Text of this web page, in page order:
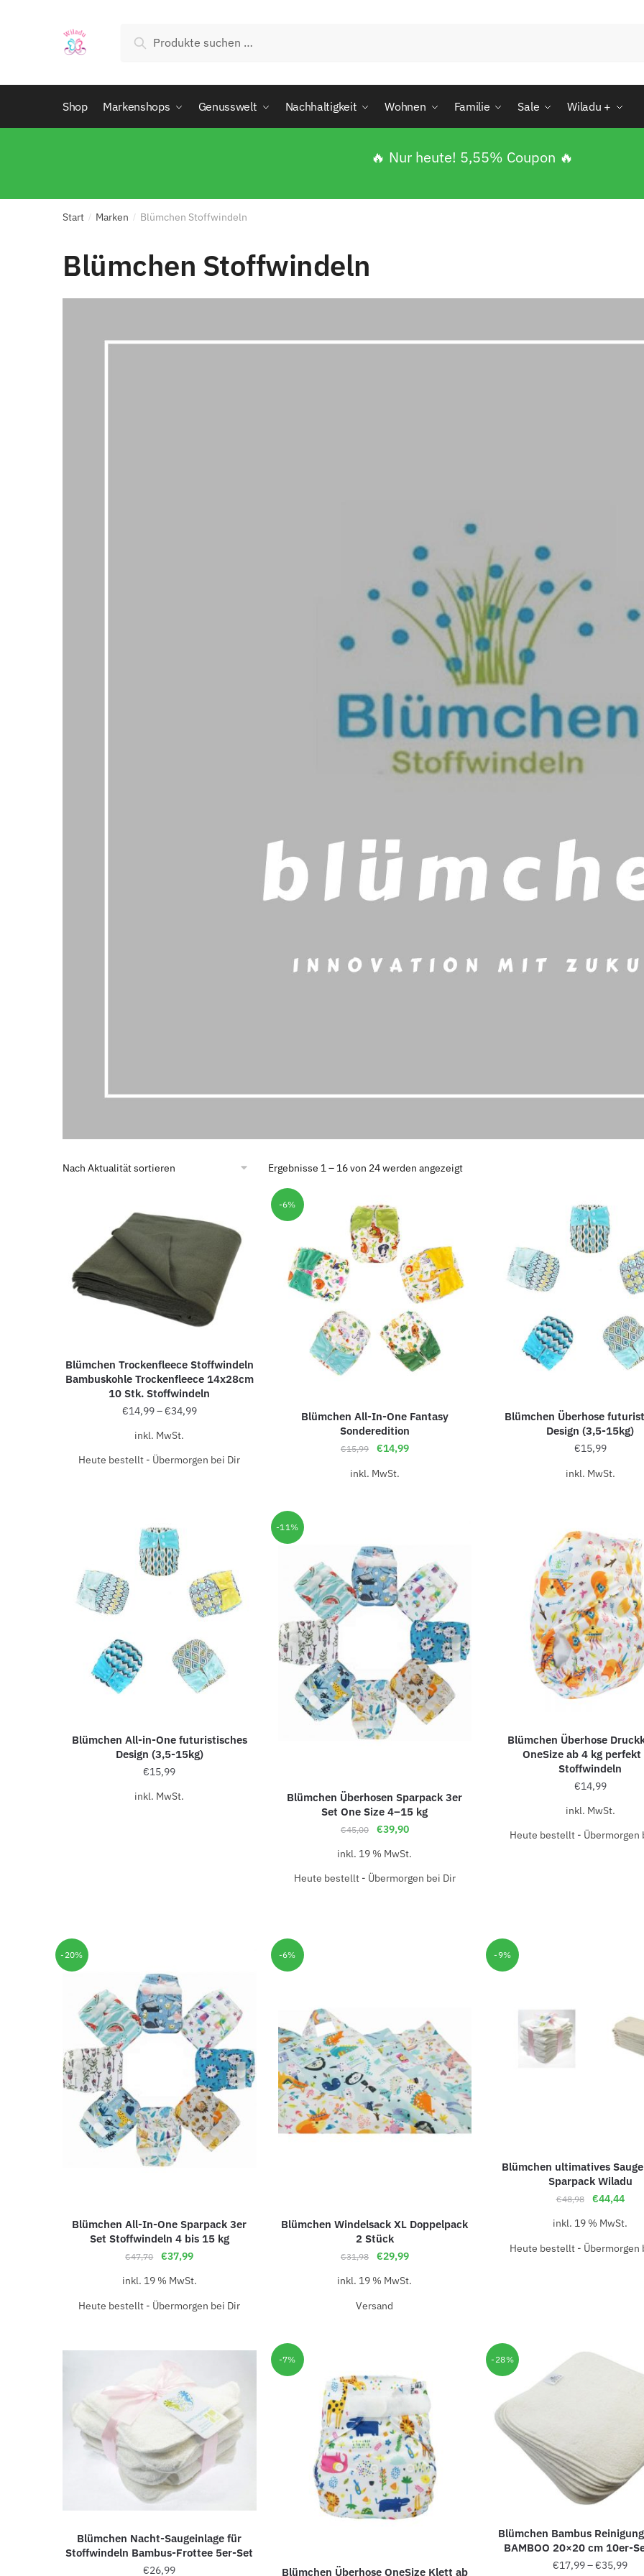
Suchen
Shop Markenshops Genusswelt Nachhaltigkeit Wohnen Familie Sale Wiladu +
🔥 Nur heute! 5,55% Coupon 🔥
Start / Marken / Blümchen Stoffwindeln
Blümchen Stoffwindeln
Ergebnisse 1 – 16 von 24 werden angezeigt
Blümchen Trockenfleece Stoffwindeln
Bambuskohle Trockenfleece 14x28cm
10 Stk. Stoffwindeln
€14,99–€34,99
inkl. MwSt.
Heute bestellt - Übermorgen bei Dir
-6%
Blümchen All-In-One Fantasy
Sonderedition
€15,99 €14,99
inkl. MwSt.
Blümchen Überhose
Design (3,5-15kg)
€15,99
inkl. MwSt.
Blümchen All-in-One futuristisches
Design (3,5-15kg)
€15,99
inkl. MwSt.
-11%
Blümchen Überhosen Sparpack 3er
Set One Size 4–15 kg
€45,00 €39,90
inkl. 19 % MwSt.
Heute bestellt - Übermorgen bei Dir
Blümchen Überhose
OneSize ab 4 kg
Stoffwindeln
€14,99
inkl. MwSt.
Heute bestellt - Übermorgen
-20%
Blümchen All-In-One Sparpack 3er
Set Stoffwindeln 4 bis 15 kg
€47,70 €37,99
inkl. 19 % MwSt.
Heute bestellt - Übermorgen bei Dir
-6%
Blümchen Windelsack XL Doppelpack
2 Stück
€31,98 €29,99
inkl. 19 % MwSt.
Versand
-9%
Blümchen ultimatives
Sparpack Wiladu
€48,98 €44,44
inkl. 19 % MwSt.
Heute bestellt - Übermorgen
Blümchen Nacht-Saugeinlage für
Stoffwindeln Bambus-Frottee 5er-Set
€26,99
-7%
Blümchen Überhose OneSize Klett ab
-28%
Blümchen Bambus
BAMBOO 20×20 cm 10er-
€17,99–€35,99